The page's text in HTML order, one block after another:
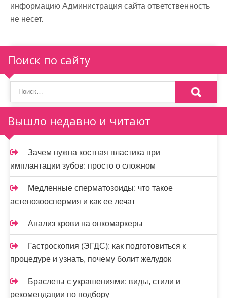
информацию Администрация сайта ответственность
не несет.
Поиск по сайту
Вышло недавно и читают
Зачем нужна костная пластика при
имплантации зубов: просто о сложном
Медленные сперматозоиды: что такое
астенозооспермия и как ее лечат
Анализ крови на онкомаркеры
Гастроскопия (ЭГДС): как подготовиться к
процедуре и узнать, почему болит желудок
Браслеты с украшениями: виды, стили и
рекомендации по подбору